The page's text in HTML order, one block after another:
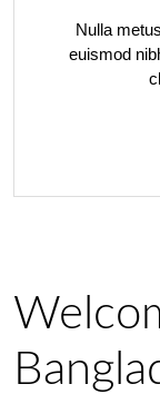
Nulla
euismod